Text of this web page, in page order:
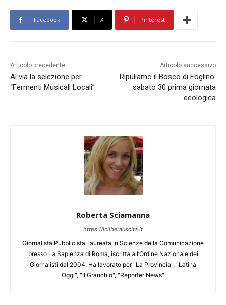
Facebook X Pinterest
Articolo precedente
Al via la selezione per
“Fermenti Musicali Locali”
Articolo successivo
Ripuliamo il Bosco di Foglino:
sabato 30 prima giornata
ecologica
Roberta Sciamanna
https://inliberauscita.it
Giornalista Pubblicista, laureata in Scienze della Comunicazione
presso La Sapienza di Roma, iscritta all’Ordine Nazionale dei
Giornalisti dal 2004. Ha lavorato per "La Provincia", "Latina
Oggi", "Il Granchio", "Reporter News"